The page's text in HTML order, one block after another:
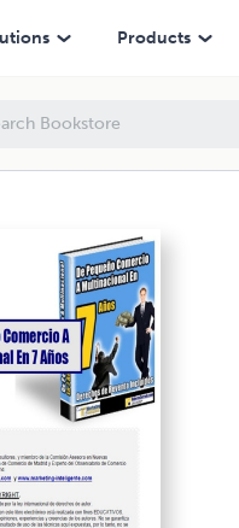
Products
en 7 años